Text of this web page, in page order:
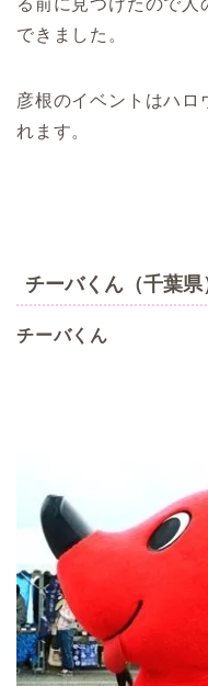
る前に見つけたので人
できました。
彦根のイベントはハロ
れます。
チーバくん（千葉県
チーバくん